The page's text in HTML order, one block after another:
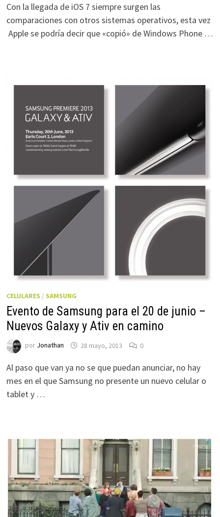
Con la llegada de iOS 7 siempre surgen las
comparaciones con otros sistemas operativos, esta vez
Apple se podría decir que «copió» de Windows Phone …
CELULARES / SAMSUNG
Evento de Samsung para el 20 de junio –
Nuevos Galaxy y Ativ en camino
por Jonathan 28 mayo, 2013 0
Al paso que van ya no se que puedan anunciar, no hay
mes en el que Samsung no presente un nuevo celular o
tablet y …